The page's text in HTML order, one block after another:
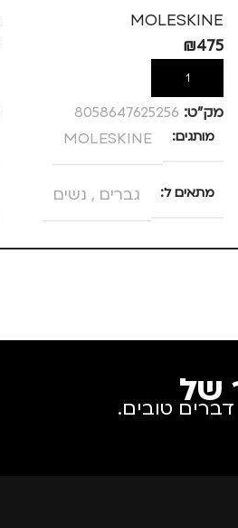
MOLESKINE
₪475
הוספה לסל
מק”ט: 8058647625256
מותגים MOLESKINE
מתאים ל גברים , נשים
סוג תיק
טובים.